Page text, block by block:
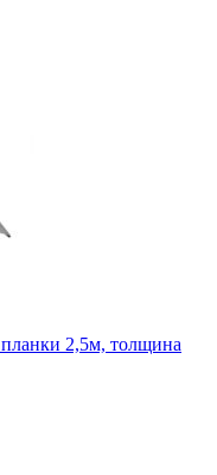
2,5м, толщина